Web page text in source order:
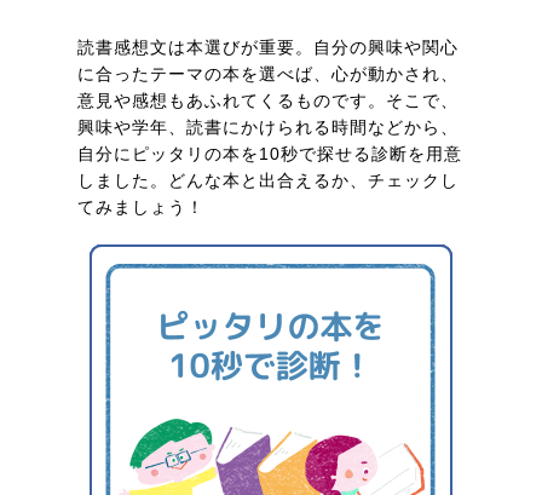
読書感想文は本選びが重要。自分の興味や関心
に合ったテーマの本を選べば、心が動かされ、
意見や感想もあふれてくるものです。そこで、
興味や学年、読書にかけられる時間などから、
自分にピッタリの本を10秒で探せる診断を用意
しました。どんな本と出合えるか、チェックし
てみましょう！